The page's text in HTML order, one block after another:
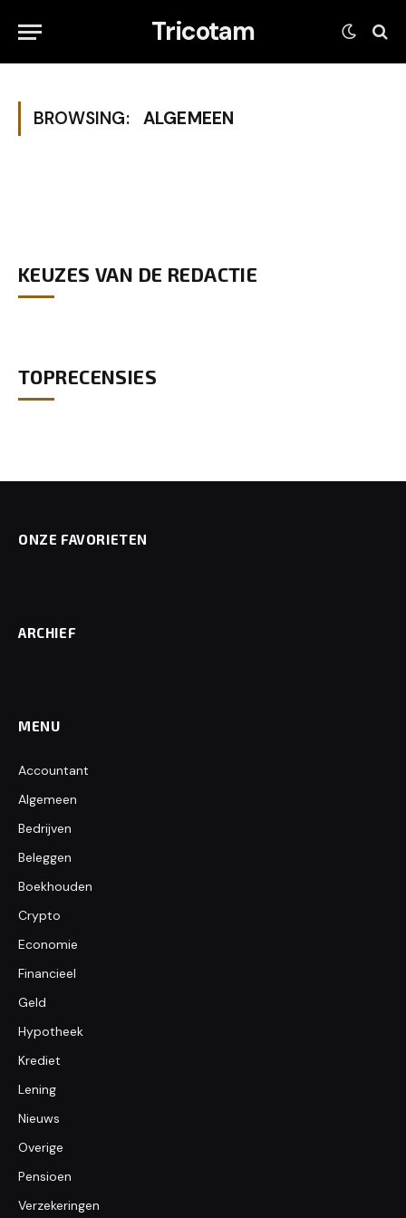
Tricotam
BROWSING: ALGEMEEN
KEUZES VAN DE REDACTIE
TOPRECENSIES
ONZE FAVORIETEN
ARCHIEF
MENU
Accountant
Algemeen
Bedrijven
Beleggen
Boekhouden
Crypto
Economie
Financieel
Geld
Hypotheek
Krediet
Lening
Nieuws
Overige
Pensioen
Verzekeringen